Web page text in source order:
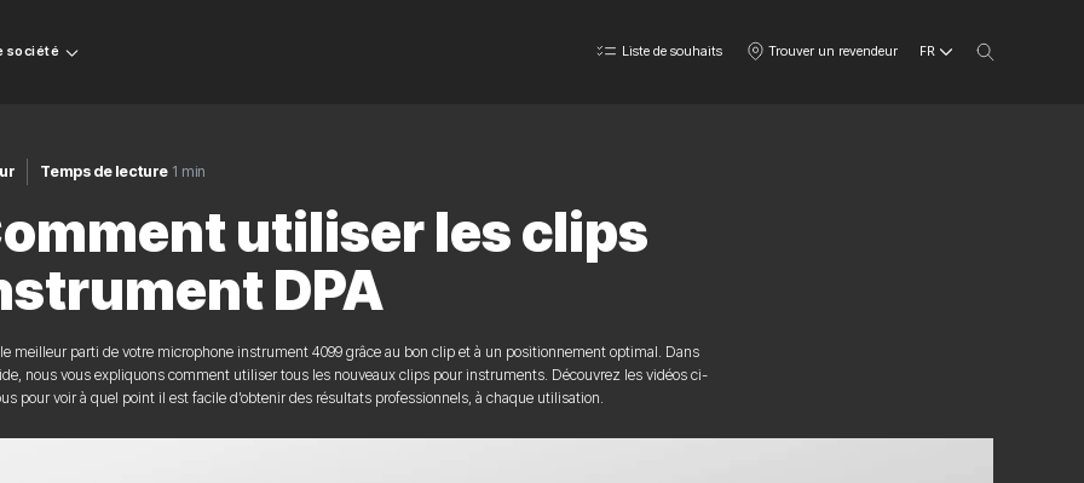
société Liste de souhaits Trouver un revendeur FR
Temps de lecture 1 min
utiliser les clips
DPA
meilleur parti de votre microphone instrument 4099 grâce au bon clip et à un positionnement optimal. Dans
nous vous expliquons comment utiliser tous les nouveaux clips pour instruments. Découvrez les vidéos ci-
pour voir à quel point il est facile d’obtenir des résultats professionnels, à chaque utilisation.